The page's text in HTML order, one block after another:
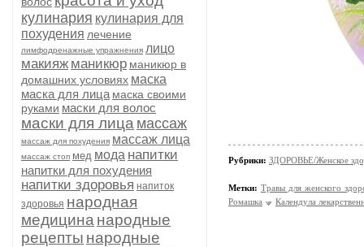
кулинария кулинария для
похудения лечение
лимфодренажные упражнения лицо
макияж маникюр маникюр в
домашних условиях маска
маска для лица маска своими
руками маски для волос
маски для лица массаж
массаж для похудения массаж лица
массаж стоп мед мода напитки
напитки для похудения
напитки здоровья напиток
здоровья народная
медицина народные
рецепты народные
Рубрики: ЗДОРОВЬЕ/Женское
Метки: Травы для женского
Ромашка
Календула